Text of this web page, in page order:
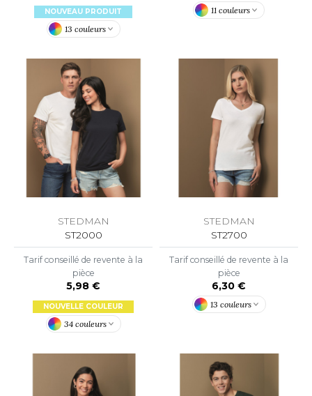
ONE TOWELLING
CITY
MILL
NOUVEAU PRODUIT
13 couleurs
11 couleurs
STEDMAN
ST2000
Tarif conseillé de revente à la
pièce
5,98 €
NOUVELLE COULEUR
34 couleurs
STEDMAN
ST2700
Tarif conseillé de revente à la
pièce
6,30 €
13 couleurs